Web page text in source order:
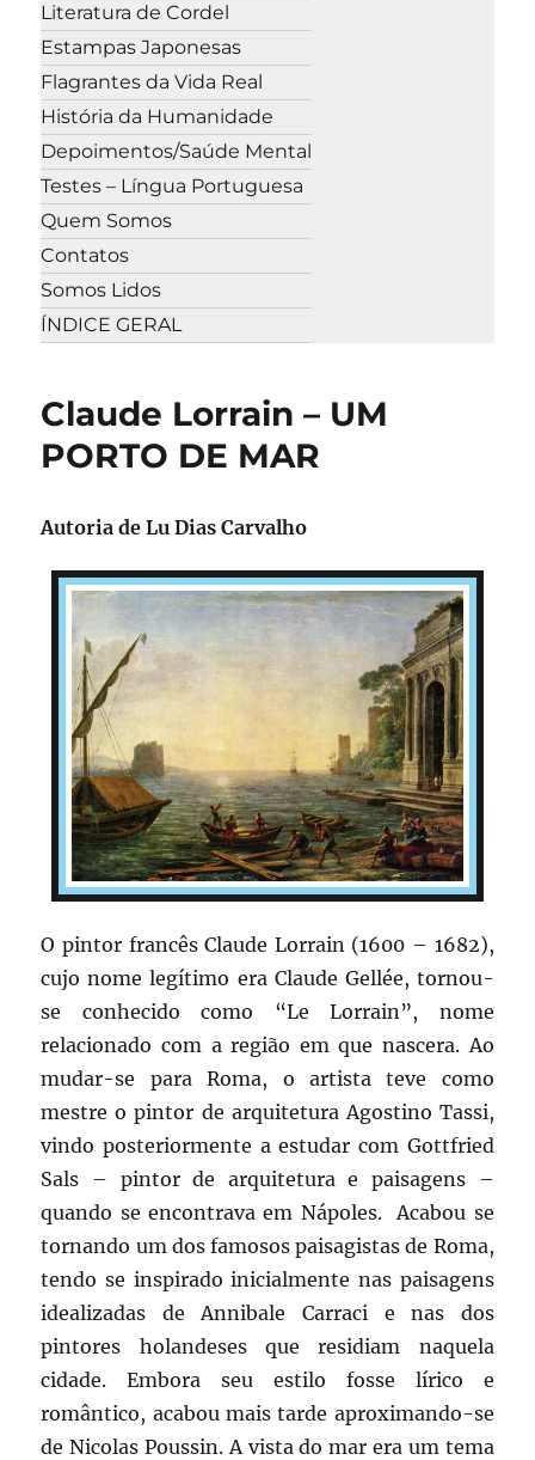
Literatura de Cordel
Estampas Japonesas
Flagrantes da Vida Real
História da Humanidade
Depoimentos/Saúde Mental
Testes – Língua Portuguesa
Quem Somos
Contatos
Somos Lidos
ÍNDICE GERAL
Claude Lorrain – UM
PORTO DE MAR
Autoria de Lu Dias Carvalho
O pintor francês Claude Lorrain (1600 – 1682),
cujo nome legítimo era Claude Gellée, tornou-
se conhecido como “Le Lorrain”, nome
relacionado com a região em que nascera. Ao
mudar-se para Roma, o artista teve como
mestre o pintor de arquitetura Agostino Tassi,
vindo posteriormente a estudar com Gottfried
Sals – pintor de arquitetura e paisagens –
quando se encontrava em Nápoles. Acabou se
tornando um dos famosos paisagistas de Roma,
tendo se inspirado inicialmente nas paisagens
idealizadas de Annibale Carraci e nas dos
pintores holandeses que residiam naquela
cidade. Embora seu estilo fosse lírico e
romântico, acabou mais tarde aproximando-se
de Nicolas Poussin. A vista do mar era um tema